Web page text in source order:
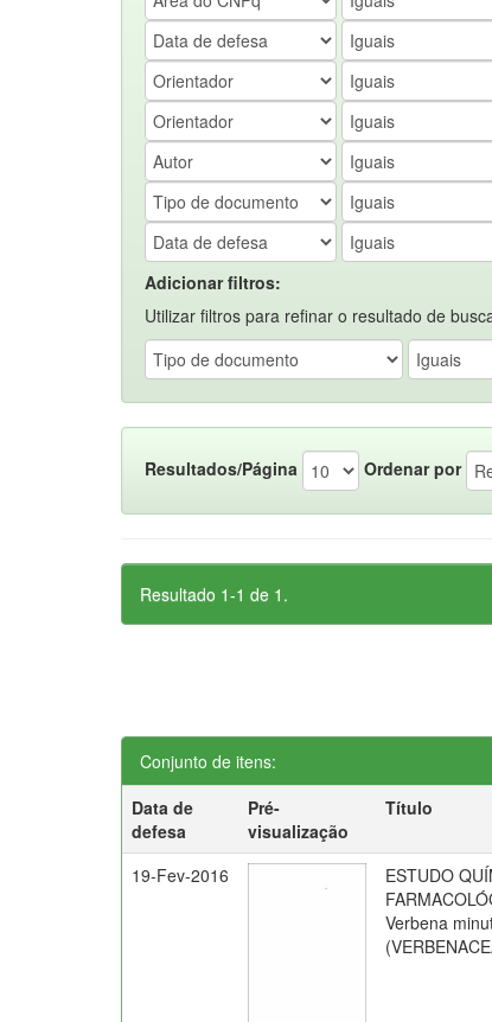
Adicionar filtros:
Utilizar filtros para refinar o resultado de
Resultados/Página Ordenar por
Resultado 1-1 de 1.
Conjunto de itens:
Data de
defesa
Pré-
visualização
Título
19-Fev-2016
ESTUDO
Verbena